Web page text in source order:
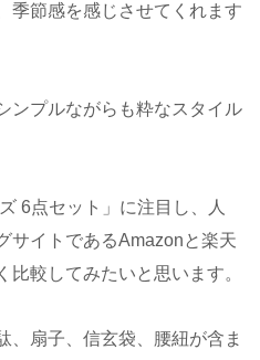
節感を感じさせてくれます
ンプルながらも粋なスタイル
6点セット」に注目し、人
サイトであるAmazonと楽天
較してみたいと思います。
、扇子、信玄袋、腰紐が含ま